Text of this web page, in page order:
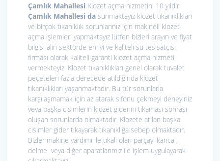
Çamlık Mahallesi Klozet açma hizmetini 10 yıldır
Çamlık Mahallesi da sunmaktayız klozet tıkanıklıkları
ve birçok tıkanıklık sorunlarınız için makineli klozet
açma işlemleri yapmaktayız lütfen bizleri arayın ve fiyat
bilgisi alın sektörde en iyi ve kaliteli su tesisatçısı
firması olarak kaliteli garanti klozet açma hizmeti
vermekteyiz. Klozet tıkanıklıkları genel olarak tuvalet
peçeteleri fazla derecede atıldığında klozet
tıkanıklıkları yaşanmaktadır. Bu tür sorunlarla
karşılaşmamak için az atarak sifonu çekmeyi deneyiniz
veya başka cisimlerin klozet giderini tıkaması sonrası
oluşan sorunlarda olmaktadır. Klozete atılan başka
cisimler gider tıkayarak tıkanıklığa sebep olmaktadır.
Bizler makine yardımı ile tıkalı olan parçayı kanca ,
delme veya diğer aparatlarımız ile işlem uygulayarak